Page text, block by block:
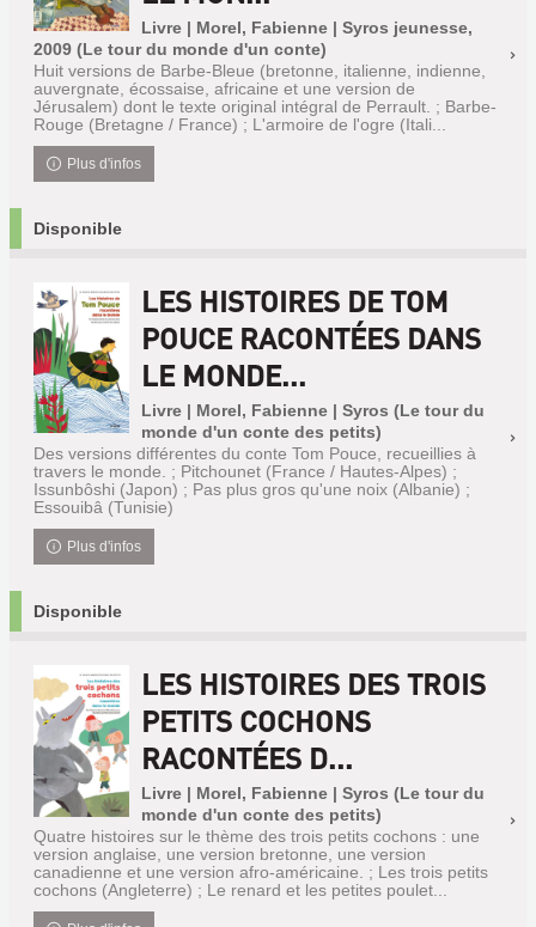
Livre | Morel, Fabienne | Syros jeunesse,
2009 (Le tour du monde d'un conte)
Huit versions de Barbe-Bleue (bretonne, italienne, indienne,
auvergnate, écossaise, africaine et une version de
Jérusalem) dont le texte original intégral de Perrault. ; Barbe-
Rouge (Bretagne / France) ; L'armoire de l'ogre (Itali...
Plus d'infos
Disponible
LES HISTOIRES DE TOM
POUCE RACONTÉES DANS
LE MONDE...
Livre | Morel, Fabienne | Syros (Le tour du
monde d'un conte des petits)
Des versions différentes du conte Tom Pouce, recueillies à
travers le monde. ; Pitchounet (France / Hautes-Alpes) ;
Issunbôshi (Japon) ; Pas plus gros qu'une noix (Albanie) ;
Essouibâ (Tunisie)
Plus d'infos
Disponible
LES HISTOIRES DES TROIS
PETITS COCHONS
RACONTÉES D...
Livre | Morel, Fabienne | Syros (Le tour du
monde d'un conte des petits)
Quatre histoires sur le thème des trois petits cochons : une
version anglaise, une version bretonne, une version
canadienne et une version afro-américaine. ; Les trois petits
cochons (Angleterre) ; Le renard et les petites poulet...